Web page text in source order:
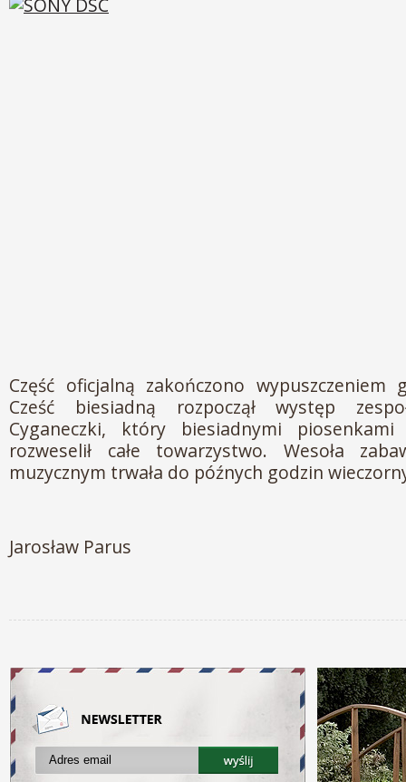
Część oficjalną zakończono wypuszczeniem
Cześć biesiadną rozpoczął występ
Cyganeczki, który biesiadnymi
rozweselił całe towarzystwo. Wesoła
muzycznym trwała do późnych godzin
Jarosław Parus